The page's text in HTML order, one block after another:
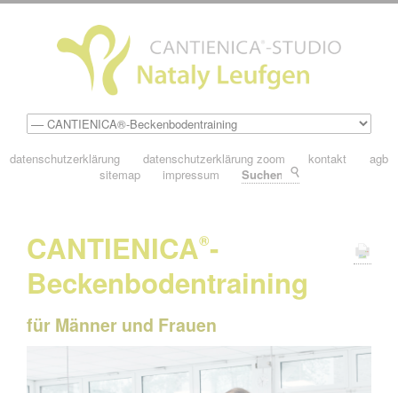
datenschutzerklärung datenschutzerklärung zoom kontakt
agb
sitemap
impressum
CANTIENICA®-
Beckenbodentraining
für Männer und Frauen